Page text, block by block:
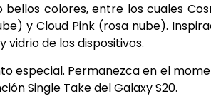
colores, entre los cuales
y Cloud Pink (rosa nube).
de los dispositivos.
especial. Permanezca en el
Single Take del Galaxy S20.